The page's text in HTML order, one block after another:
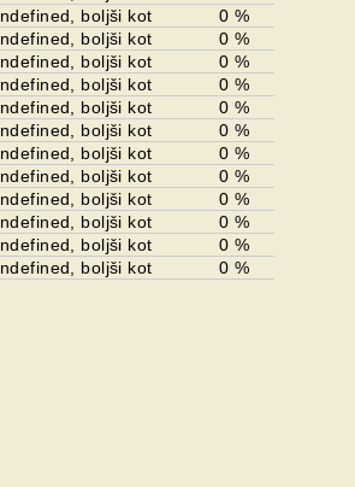
boljši kot
0 %
boljši kot
0 %
boljši kot
0 %
boljši kot
0 %
boljši kot
0 %
boljši kot
0 %
boljši kot
0 %
boljši kot
0 %
boljši kot
0 %
boljši kot
0 %
boljši kot
0 %
boljši kot 0 %